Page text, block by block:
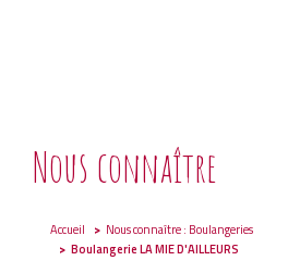
Nous connaître
Accueil
Nous connaître : Boulangeries
Boulangerie LA MIE D'AILLEURS